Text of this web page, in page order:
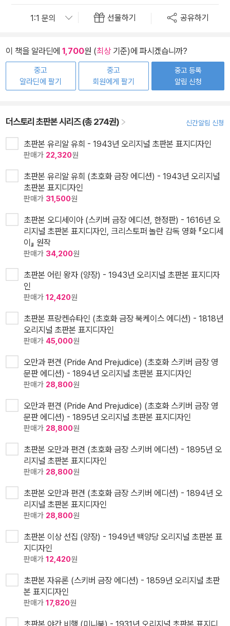
선물하기 공유하기
이 책을 알라딘에 1,700원 (최상기준)에 파시겠습니까?
중고
알라딘에 팔기
중고
회원에게 팔기
중고 등록
알림 신청
더스토리 초판본 시리즈 (총 274권) 신간알림 신청
초판본 유리알 유희 - 1943년 오리지널 초판본 표지디자인
판매가 22,320원
초판본 유리알 유희 (초호화 금장 에디션) - 1943년 오리지널
초판본 표지디자인
판매가 31,500원
초판본 오디세이아 (스키버 금장 에디션, 한정판) - 1616년 오
리지널 초판본 표지디자인, 크리스토퍼 놀란 감독 영화 『오디세
이』 원작
판매가 34,200원
초판본 어린 왕자 (양장) - 1943년 오리지널 초판본 표지디자
인
판매가 12,420원
초판본 프랑켄슈타인 (초호화 금장 북케이스 에디션) - 1818년
오리지널 초판본 표지디자인
판매가 45,000원
오만과 편견 (Pride And Prejudice) (초호화 스키버 금장 영
문판 에디션) - 1894년 오리지널 초판본 표지디자인
판매가 28,800원
오만과 편견 (Pride And Prejudice) (초호화 스키버 금장 영
문판 에디션) - 1895년 오리지널 초판본 표지디자인
판매가 28,800원
초판본 오만과 편견 (초호화 금장 스키버 에디션) - 1895년 오
리지널 초판본 표지디자인
판매가 28,800원
초판본 오만과 편견 (초호화 금장 스키버 에디션) - 1894년 오
리지널 초판본 표지디자인
판매가 28,800원
초판본 이상 선집 (양장) - 1949년 백양당 오리지널 초판본 표
지디자인
판매가 12,420원
초판본 자유론 (스키버 금장 에디션) - 1859년 오리지널 초판
본 표지디자인
판매가 17,820원